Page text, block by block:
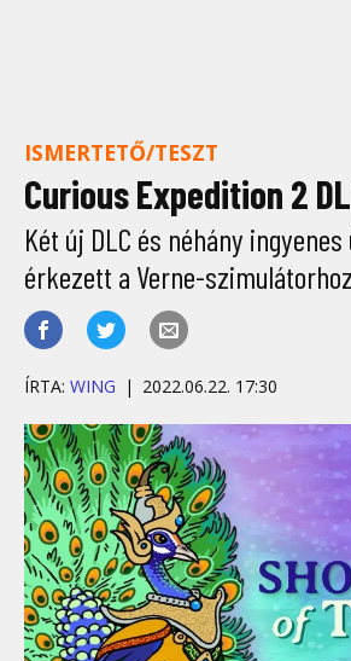
ISMERTETŐ/TESZT
Curious Expedition 2
Két új DLC és néhány
érkezett a Verne-
ÍRTA: WING 2022.06.22. 17:30